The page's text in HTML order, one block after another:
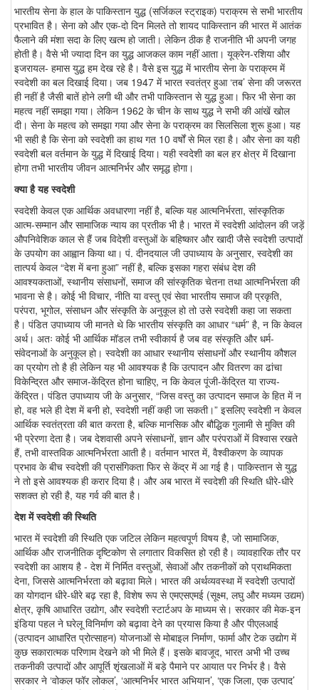
भारतीय सेना के हाल के पाकिस्तान युद्ध (सर्जिकल स्ट्राइक) पराक्रम से सभी भारतीय
प्रभावित है। सेना को और एक-दो दिन मिलते तो शायद पाकिस्तान की भारत में आतंक
फैलाने की मंशा सदा के लिए खत्म हो जाती। लेकिन ठीक है राजनीति भी अपनी जगह
होती है। वैसे भी ज्यादा दिन का युद्ध आजकल काम नहीं आता। यूक्रेन-रशिया और
इजरायल- हमास युद्ध हम देख रहे है। वैसे इस युद्ध में भारतीय सेना के पराक्रम में
स्वदेशी का बल दिखाई दिया। जब 1947 में भारत स्वतंत्र हुआ ‘तब’ सेना की जरूरत
ही नहीं है जैसी बातें होने लगी थी और तभी पाकिस्तान से युद्ध हुआ। फिर भी सेना का
महत्व नहीं समझा गया। लेकिन 1962 के चीन के साथ युद्ध ने सभी की आंखें खोल
दी। सेना के महत्व को समझा गया और सेना के पराक्रम का सिलसिला शुरू हुआ। यह
भी सही है कि सेना को स्वदेशी का हाथ गत 10 वर्षों से मिल रहा है। और सेना का यही
स्वदेशी बल वर्तमान के युद्ध में दिखाई दिया। यही स्वदेशी का बल हर क्षेत्र में दिखाना
होगा तभी भारतीय जीवन आत्मनिर्भर और समृद्ध होगा।
क्या है यह स्वदेशी
स्वदेशी केवल एक आर्थिक अवधारणा नहीं है, बल्कि यह आत्मनिर्भरता, सांस्कृतिक
आत्म-सम्मान और सामाजिक न्याय का प्रतीक भी है। भारत में स्वदेशी आंदोलन की जड़ें
औपनिवेशिक काल से हैं जब विदेशी वस्तुओं के बहिष्कार और खादी जैसे स्वदेशी उत्पादों
के उपयोग का आह्वान किया था। पं. दीनदयाल जी उपाध्याय के अनुसार, स्वदेशी का
तात्पर्य केवल “देश में बना हुआ” नहीं है, बल्कि इसका गहरा संबंध देश की
आवश्यकताओं, स्थानीय संसाधनों, समाज की सांस्कृतिक चेतना तथा आत्मनिर्भरता की
भावना से है। कोई भी विचार, नीति या वस्तु एवं सेवा भारतीय समाज की प्रकृति,
परंपरा, भूगोल, संसाधन और संस्कृति के अनुकूल हो तो उसे स्वदेशी कहा जा सकता
है। पंडित उपाध्याय जी मानते थे कि भारतीय संस्कृति का आधार “धर्म” है, न कि केवल
अर्थ। अतः कोई भी आर्थिक मॉडल तभी स्वीकार्य है जब वह संस्कृति और धर्म-
संवेदनाओं के अनुकूल हो। स्वदेशी का आधार स्थानीय संसाधनों और स्थानीय कौशल
का प्रयोग तो है ही लेकिन यह भी आवश्यक है कि उत्पादन और वितरण का ढांचा
विकेन्द्रित और समाज-केंद्रित होना चाहिए, न कि केवल पूंजी-केंद्रित या राज्य-
केंद्रित। पंडित उपाध्याय जी के अनुसार, “जिस वस्तु का उत्पादन समाज के हित में न
हो, वह भले ही देश में बनी हो, स्वदेशी नहीं कही जा सकती।” इसलिए स्वदेशी न केवल
आर्थिक स्वतंत्रता की बात करता है, बल्कि मानसिक और बौद्धिक गुलामी से मुक्ति की
भी प्रेरणा देता है। जब देशवासी अपने संसाधनों, ज्ञान और परंपराओं में विश्वास रखते
हैं, तभी वास्तविक आत्मनिर्भरता आती है। वर्तमान भारत में, वैश्वीकरण के व्यापक
प्रभाव के बीच स्वदेशी की प्रासंगिकता फिर से केंद्र में आ गई है। पाकिस्तान से युद्ध
ने तो इसे आवश्यक ही करार दिया है। और अब भारत में स्वदेशी की स्थिति धीरे-धीरे
सशक्त हो रही है, यह गर्व की बात है।
देश में स्वदेशी की स्थिति
भारत में स्वदेशी की स्थिति एक जटिल लेकिन महत्वपूर्ण विषय है, जो सामाजिक,
आर्थिक और राजनीतिक दृष्टिकोण से लगातार विकसित हो रही है। व्यावहारिक तौर पर
स्वदेशी का आशय है - देश में निर्मित वस्तुओं, सेवाओं और तकनीकों को प्राथमिकता
देना, जिससे आत्मनिर्भरता को बढ़ावा मिले। भारत की अर्थव्यवस्था में स्वदेशी उत्पादों
का योगदान धीरे-धीरे बढ़ रहा है, विशेष रूप से एमएसएमई (सूक्ष्म, लघु और मध्यम उद्यम)
क्षेत्र, कृषि आधारित उद्योग, और स्वदेशी स्टार्टअप के माध्यम से। सरकार की मेक-इन
इंडिया पहल ने घरेलू विनिर्माण को बढ़ावा देने का प्रयास किया है और पीएलआई
(उत्पादन आधारित प्रोत्साहन) योजनाओं से मोबाइल निर्माण, फार्मा और टेक उद्योग में
कुछ सकारात्मक परिणाम देखने को भी मिले हैं। इसके बावजूद, भारत अभी भी उच्च
तकनीकी उत्पादों और आपूर्ति शृंखलाओं में बड़े पैमाने पर आयात पर निर्भर है। वैसे
सरकार ने ‘वोकल फॉर लोकल’, ‘आत्मनिर्भर भारत अभियान’, ‘एक जिला, एक उत्पाद’